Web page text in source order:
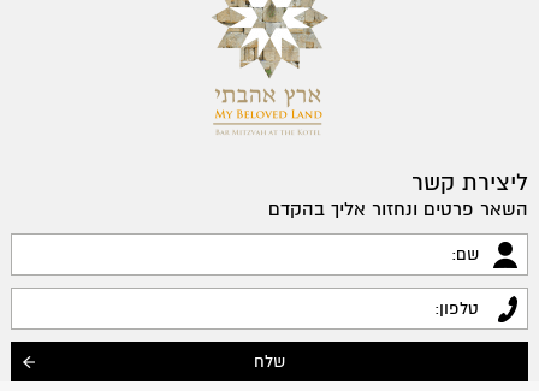
ליצירת קשר
השאר פרטים ונחזור אליך בהקדם